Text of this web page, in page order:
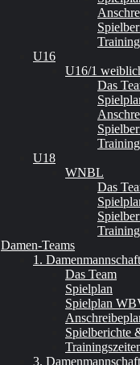
U16
U16/1
Das
U18
WNBL
Das
Damen-Teams
1.
Das Team
Spielplan
Spielplan
Spielberichte
3.